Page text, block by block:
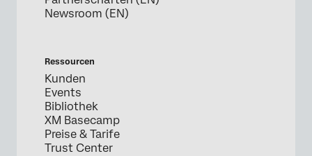
Newsroom (EN)
Ressourcen
Kunden
Events
Bibliothek
XM Basecamp
Preise & Tarife
Trust Center